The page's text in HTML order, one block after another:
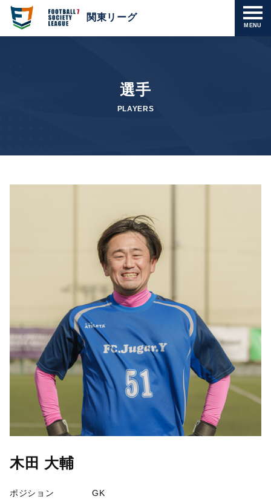
MENU
関東リーグ
選手
PLAYERS
木田 大輔
ポジション GK